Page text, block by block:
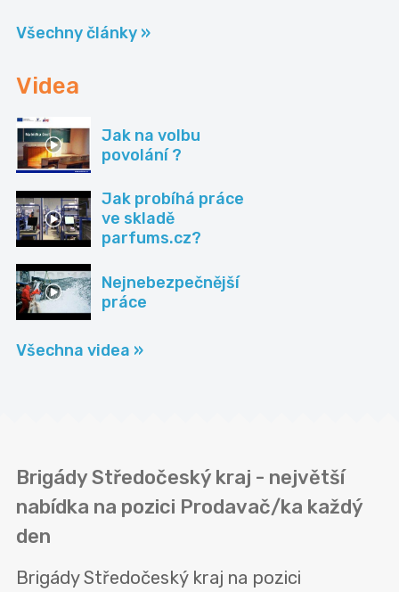
Všechny články »
Videa
Jak na volbu
povolání ?
Jak probíhá práce
ve skladě
parfums.cz?
Nejnebezpečnější
práce
Všechna videa »
Brigády Středočeský kraj - největší
nabídka na pozici Prodavač/ka každý
den
Brigády Středočeský kraj na pozici